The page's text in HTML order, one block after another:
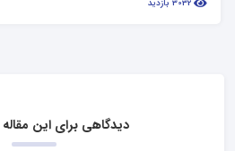
دیدگاهی برای این